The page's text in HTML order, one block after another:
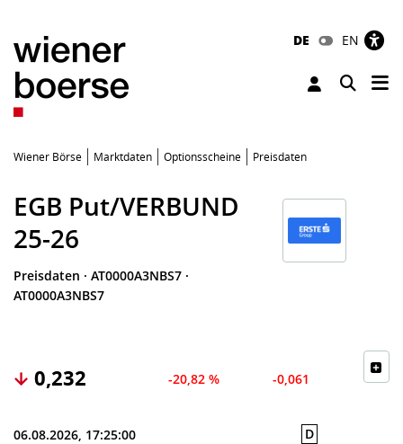
DE EN
Toggle
Wiener Börse Marktdaten Optionsscheine Preisdaten
EGB Put/VERBUND
25-26
Preisdaten · AT0000A3NBS7 ·
AT0000A3NBS7
0,232 -20,82 % -0,061
06.08.2026, 17:25:00 D